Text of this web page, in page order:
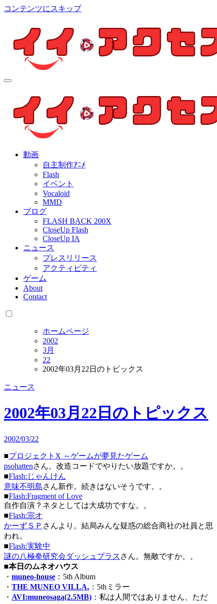
コンテンツにスキップ
個人制作アニメを中心とした動画紹介ブログ
動画
自主制作ｱﾆﾒ
Flash
イベント
Vocaloid
MMD
ブログ
FLASH BACK 200X
CloseUp Flash
CloseUp IA
ニュース
プレスリリース
アクティビティ
ゲーム
About
Contact
ホームページ
2002
3月
22
2002年03月22日のトピックス
ニュース
2002年03月22日のトピックス
2002/03/22
■プロジェクトX ～ゲームが夢見たゲーム
psohattenさん。改造コードでやりたい放題ですか。。
■Flash:じゃんけん
意味不明島さん新作。続きはないそうです。。
■Flash:Fragment of Love
自作自演？ネタとしては大成功ですな。。
■Flash:宗オ
かーずＳＰ さんより。結局みんな疑惑の総合商社の社員と思
われ。
■Flash:実験中
謎の八極拳研究会ダッシュプラス さん。無敵ですか。。
■本日のムネオハウス
・ muneo-house ：5th Album
・ THE MUNEO VILLA. ：5thミラー
・ AVI:muneosaga(2.5MB) ：私は人間ではありません、ただ